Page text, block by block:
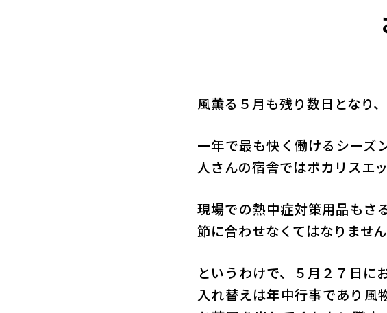
風薫る５月も残り数日となり
一年で最も快く働けるシーズ
人さんの宿舎ではポカリスエ
現場での熱中症対策用品もさ
節に合わせなくてはなりません
というわけで、５月２７日に
入れ替えは年中行事であり風